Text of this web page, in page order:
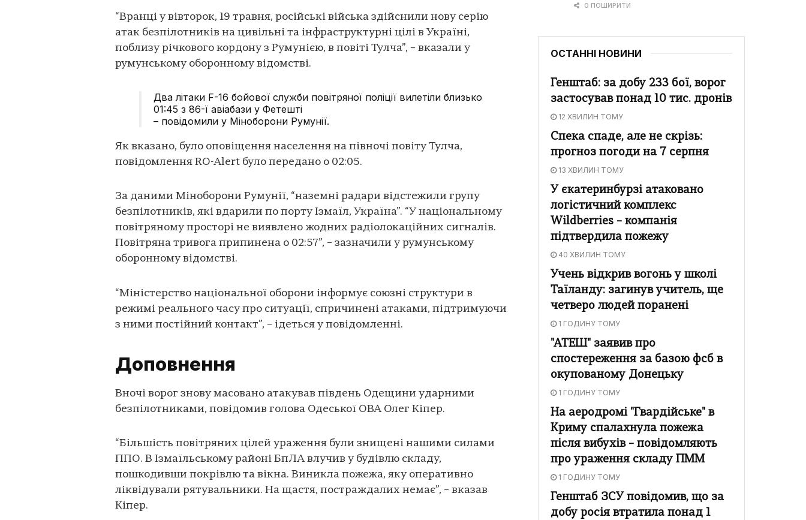
“Вранці у вівторок, 19 травня, російські війська здійснили нову серію
атак безпілотників на цивільні та інфраструктурні цілі в Україні,
поблизу річкового кордону з Румунією, в повіті Тулча”, – вказали у
румунському оборонному відомстві.
Два літаки F-16 бойової служби повітряної поліції вилетіли близько
01:45 з 86-ї авіабази у Фетешті
– повідомили у Міноборони Румунії.
Як вказано, було оповіщення населення на півночі повіту Тулча,
повідомлення RO-Alert було передано о 02:05.
За даними Міноборони Румунії, “наземні радари відстежили групу
безпілотників, які вдарили по порту Ізмаїл, Україна”. “У національному
повітряному просторі не виявлено жодних радіолокаційних сигналів.
Повітряна тривога припинена о 02:57”, – зазначили у румунському
оборонному відомстві.
“Міністерство національної оборони інформує союзні структури в
режимі реального часу про ситуації, спричинені атаками, підтримуючи
з ними постійний контакт”, – ідеться у повідомленні.
Доповнення
Вночі ворог знову масовано атакував південь Одещини ударними
безпілотниками, повідомив голова Одеської ОВА Олег Кіпер.
“Більшість повітряних цілей ураження були знищені нашими силами
ППО. В Ізмаїльському районі БпЛА влучив у будівлю складу,
пошкодивши покрівлю та вікна. Виникла пожежа, яку оперативно
ліквідували рятувальники. На щастя, постраждалих немає”, – вказав
Кіпер.
0 ПОШИРИТИ
ОСТАННІ НОВИНИ
Генштаб: за добу 233 бої, ворог
застосував понад 10 тис. дронів
12 ХВИЛИН ТОМУ
Спека спаде, але не скрізь:
прогноз погоди на 7 серпня
13 ХВИЛИН ТОМУ
У єкатеринбурзі атаковано
логістичний комплекс
Wildberries – компанія
підтвердила пожежу
40 ХВИЛИН ТОМУ
Учень відкрив вогонь у школі
Таїланду: загинув учитель, ще
четверо людей поранені
1 ГОДИНУ ТОМУ
"АТЕШ" заявив про
спостереження за базою фсб в
окупованому Донецьку
1 ГОДИНУ ТОМУ
На аеродромі "Гвардійське" в
Криму спалахнула пожежа
після вибухів – повідомляють
про ураження складу ПММ
1 ГОДИНУ ТОМУ
Генштаб ЗСУ повідомив, що за
добу росія втратила понад 1